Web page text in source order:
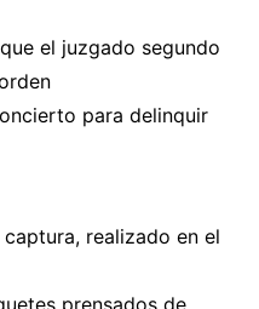
el juzgado segundo
para delinquir
realizado en el